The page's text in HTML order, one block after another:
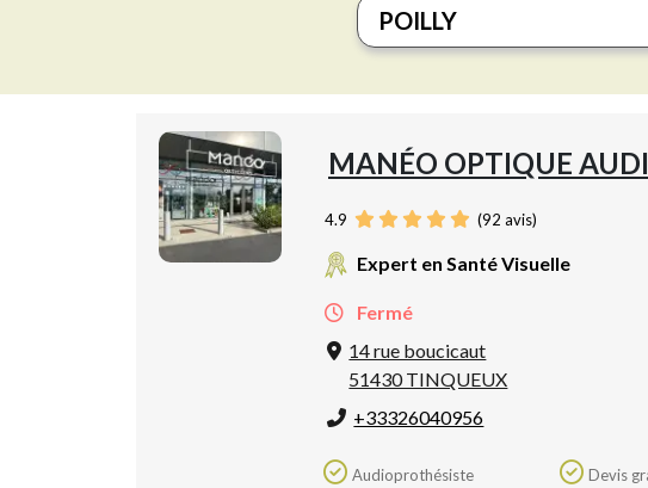
MANÉO OPTIQUE
4.9 (92 avis)
Expert en Santé Visuelle
Fermé
14 rue boucicaut
51430 TINQUEUX
+33326040956
Audioprothésiste
Devis